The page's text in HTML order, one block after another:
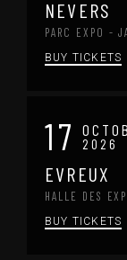
NEVERS
PARC EXPO -
BUY TICKETS
17 2026
EVREUX
HALLE DES
BUY TICKETS